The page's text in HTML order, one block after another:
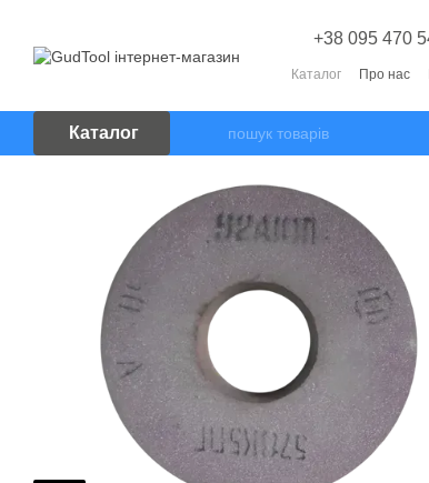
+38 095 470
Каталог Про нас
Каталог